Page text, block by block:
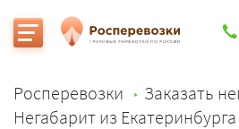
Росперевозки
Заказать
Негабарит из Екатеринбурга